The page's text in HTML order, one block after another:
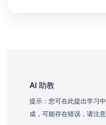
AI 助教
提示：您可在此提出学习
成，可能存在错误，请注意